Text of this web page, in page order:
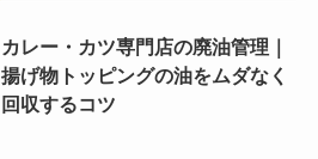
カレー・カツ専門店の廃油管理｜
揚げ物トッピングの油をムダなく
回収するコツ